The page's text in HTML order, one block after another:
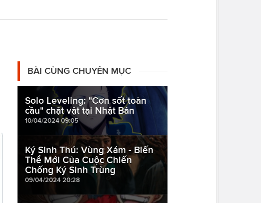
BÀI CÙNG CHUYÊN MỤC
Solo Leveling: "Cơn sốt toàn
cầu" chật vật tại Nhật Bản
10/04/2024 09:05
Ký Sinh Thú: Vùng Xám - Biến
Thể Mới Của Cuộc Chiến
Chống Ký Sinh Trùng
09/04/2024 20:28